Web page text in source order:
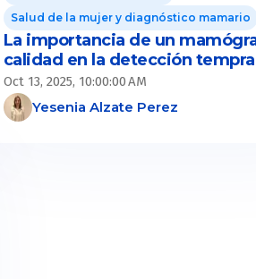
Salud de la mujer y diagnóstico mamario
La importancia de un
calidad en la detección
Oct 13, 2025, 10:00:00 AM
Yesenia Alzate Perez